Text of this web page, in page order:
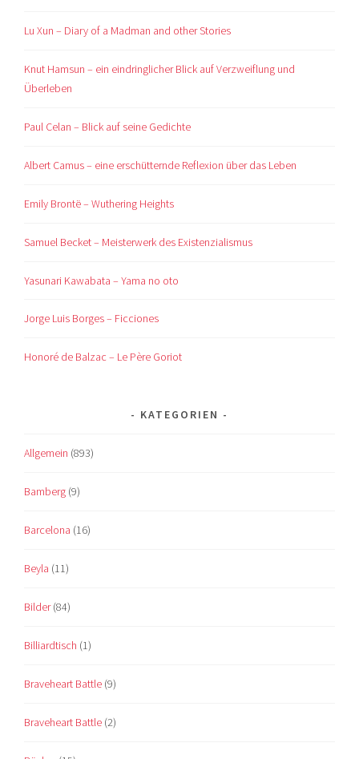
Lu Xun – Diary of a Madman and other Stories
Knut Hamsun – ein eindringlicher Blick auf Verzweiflung und
Überleben
Paul Celan – Blick auf seine Gedichte
Albert Camus – eine erschütternde Reflexion über das Leben
Emily Brontë – Wuthering Heights
Samuel Becket – Meisterwerk des Existenzialismus
Yasunari Kawabata – Yama no oto
Jorge Luis Borges – Ficciones
Honoré de Balzac – Le Père Goriot
KATEGORIEN
Allgemein (893)
Bamberg (9)
Barcelona (16)
Beyla (11)
Bilder(84)
Billiardtisch (1)
Braveheart Battle (9)
Braveheart Battle (2)